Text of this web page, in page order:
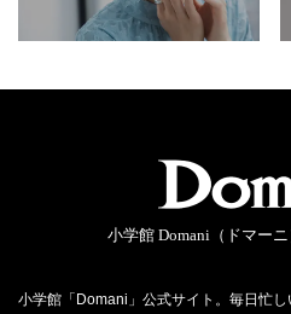
小学館 Domani（ドマー
小学館「Domani」公式サイト。毎日忙